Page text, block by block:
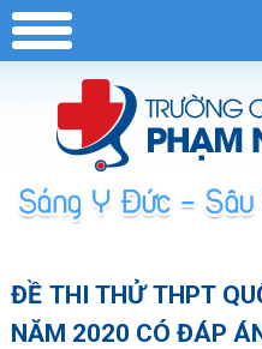
ĐỀ THI THỬ THPT
NĂM 2020 CÓ ĐÁP